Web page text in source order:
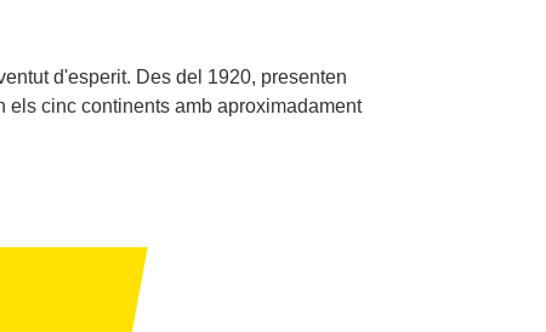
d'esperit. Des del 1920, presenten
els cinc continents amb aproximadament